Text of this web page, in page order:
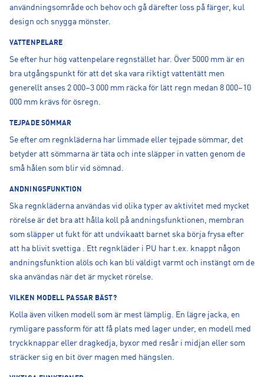
användningsområde och behov och gå därefter loss på färger, kul
design och snygga mönster.
VATTENPELARE
Se efter hur hög vattenpelare regnstället har. Över 5000 mm är en
bra utgångspunkt för att det ska vara riktigt vattentätt men
generellt anses 2 000–3 000 mm räcka för lätt regn medan 8 000–10
000 mm krävs för ösregn.
TEJPADE SÖMMAR
Se efter om regnkläderna har limmade eller tejpade sömmar, det
betyder att sömmarna är täta och inte släpper in vatten genom de
små hålen som blir vid sömnad.
ANDNINGSFUNKTION
Ska regnkläderna användas vid olika typer av aktivitet med mycket
rörelse är det bra att hålla koll på andningsfunktionen, membran
som släpper ut fukt för att undvikaatt barnet ska börja frysa efter
att ha blivit svettiga . Ett regnkläder i PU har t.ex. knappt någon
andningsfunktion alöls och kan bli väldigt varmt och instängt om de
ska användas när det är mycket rörelse.
VILKEN MODELL PASSAR BÄST?
Kolla även vilken modell som är mest lämplig. En lägre jacka, en
rymligare passform för att få plats med lager under, en modell med
tryckknappar eller dragkedja, byxor med resår i midjan eller som
sträcker sig en bit över magen med hängslen.